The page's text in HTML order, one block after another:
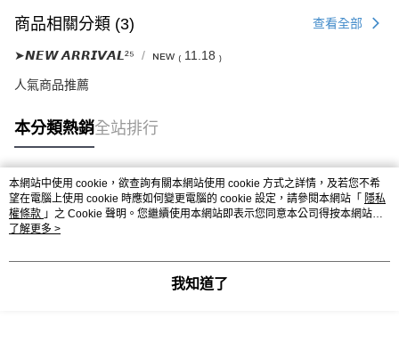
商品相關分類 (3) 查看全部
➤𝙉𝙀𝙒 𝘼𝙍𝙍𝙄𝙑𝘼𝙇²⁵ ɴᴇᴡ ₍ 11.18 ₎
人氣商品推薦
本分類熱銷全站排行
熱門標籤
本網站中使用 cookie，欲查詢有關本網站使用 cookie 方式之詳情，及若您不希
望在電腦上使用 cookie 時應如何變更電腦的 cookie 設定，請參閱本網站「 隱私
權條款 」之 Cookie 聲明。您繼續使用本網站即表示您同意本公司得按本網站使
用條款之 Cookie 聲明使用 cookie。
了解更多 >
我知道了